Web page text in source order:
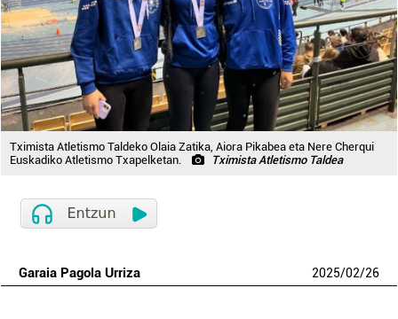
Tximista Atletismo Taldeko Olaia Zatika, Aiora Pikabea eta Nere Cherqui
Euskadiko Atletismo Txapelketan.
Tximista Atletismo Taldea
Garaia Pagola Urriza 2025/02/26